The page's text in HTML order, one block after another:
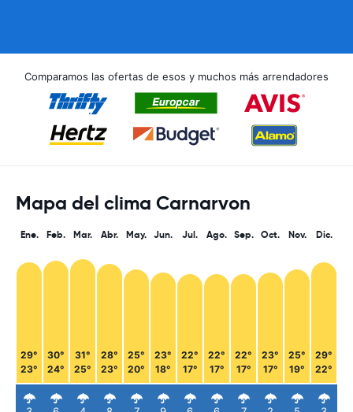
Comparamos las ofertas de esos y muchos más arrendadores
Mapa del clima Carnarvon
Ene.
29°
23°
Feb.
30°
24°
Mar.
31°
25°
Abr.
28°
23°
May.
25°
20°
Jun.
23°
18°
Jul.
22°
17°
Ago.
22°
17°
Sep.
22°
17°
Oct.
23°
17°
Nov.
25°
19°
Dic.
29°
22°